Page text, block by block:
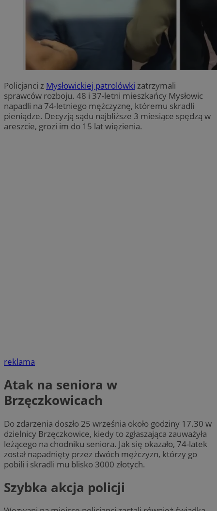
Policjanci z Mysłowickiej patrolówki zatrzymali
sprawców rozboju. 48 i 37-letni mieszkańcy Mysłowic
napadli na 74-letniego mężczyznę, któremu skradli
pieniądze. Decyzją sądu najbliższe 3 miesiące spędzą w
areszcie, grozi im do 15 lat więzienia.
reklama
Atak na seniora w
Brzęczkowicach
Do zdarzenia doszło 25 września około godziny 17.30 w
dzielnicy Brzęczkowice, kiedy to zgłaszająca zauważyła
leżącego na chodniku seniora. Jak się okazało, 74-latek
został napadnięty przez dwóch mężczyzn, którzy go
pobili i skradli mu blisko 3000 złotych.
Szybka akcja policji